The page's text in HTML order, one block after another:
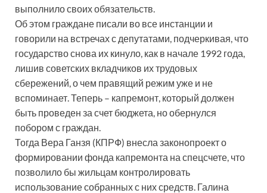
выполнило своих обязательств.
Об этом граждане писали во все инстанции и
говорили на встречах с депутатами, подчеркивая, что
государство снова их кинуло, как в начале 1992 года,
лишив советских вкладчиков их трудовых
сбережений, о чем правящий режим уже и не
вспоминает. Теперь – капремонт, который должен
быть проведен за счет бюджета, но обернулся
побором с граждан.
Тогда Вера Ганзя (КПРФ) внесла законопроект о
формировании фонда капремонта на спецсчете, что
позволило бы жильцам контролировать
использование собранных с них средств. Галина